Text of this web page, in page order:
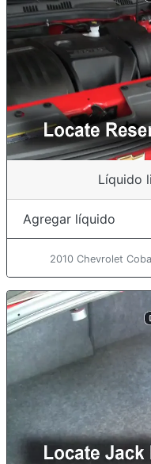
Líquido
Agregar líquido
2010 Chevrolet